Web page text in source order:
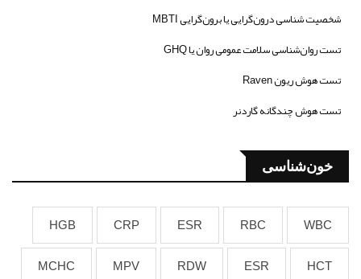
شخصیت شناسی درون‌گرایی یا برون‌گرایی MBTI
تست روان‌شناسی سلامت عمومی روان یا GHQ
تست هوش ریون Raven
تست هوش چندگانه گاردنر
خون‌شناسی
WBC
RBC
ESR
CRP
HGB
HCT
ESR
RDW
MPV
MCHC